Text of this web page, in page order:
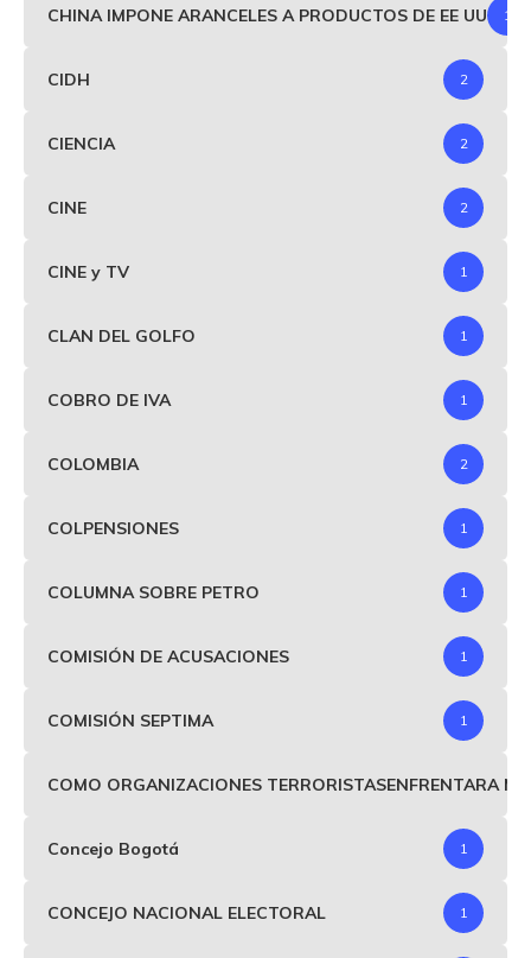
CHINA IMPONE ARANCELES A PRODUCTOS DE EE UU 1
CIDH 2
CIENCIA 2
CINE 2
CINE y TV 1
CLAN DEL GOLFO 1
COBRO DE IVA 1
COLOMBIA 2
COLPENSIONES 1
COLUMNA SOBRE PETRO 1
COMISIÓN DE ACUSACIONES 1
COMISIÓN SEPTIMA 1
COMO ORGANIZACIONES TERRORISTASENFRENTARA
Concejo Bogotá 1
CONCEJO NACIONAL ELECTORAL 1